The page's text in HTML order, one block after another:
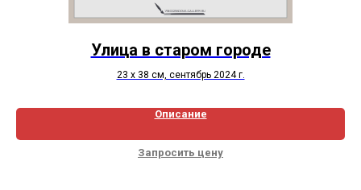
Улица в старом городе
23 х 38 см, сентябрь 2024 г.
Описание
Запросить цену